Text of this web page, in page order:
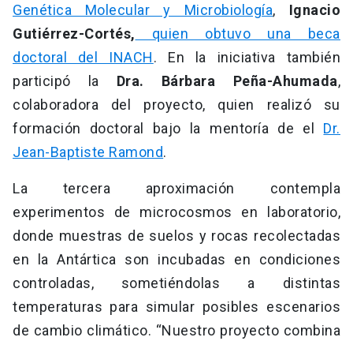
Genética Molecular y Microbiología, Ignacio
Gutiérrez-Cortés, quien obtuvo una beca
doctoral del INACH. En la iniciativa también
participó la Dra. Bárbara Peña-Ahumada,
colaboradora del proyecto, quien realizó su
formación doctoral bajo la mentoría de el Dr.
Jean-Baptiste Ramond.
La tercera aproximación contempla
experimentos de microcosmos en laboratorio,
donde muestras de suelos y rocas recolectadas
en la Antártica son incubadas en condiciones
controladas, sometiéndolas a distintas
temperaturas para simular posibles escenarios
de cambio climático. “Nuestro proyecto combina